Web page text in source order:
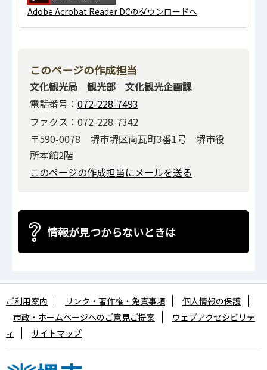
Adobe Acrobat Reader DCのダウンロードへ
このページの作成担当
文化観光局 観光部 文化観光企画課
電話番号： 072-228-7493
ファクス：072-228-7342
〒590-0078 堺市堺区南瓦町3番1号 堺市役
所本館2階
このページの作成担当にメールを送る
情報が見つからないときは
ご利用案内 リンク・著作権・免責事項
個人情報の保護
市政・ホームページへのご意見ご提案
ウェブアクセシビリテ
ィ
サイトマップ